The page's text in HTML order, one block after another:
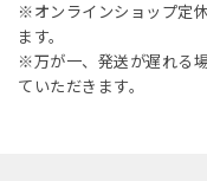
※オンラインショップ定
ます。
※万が一、発送が遅れる
ていただきます。